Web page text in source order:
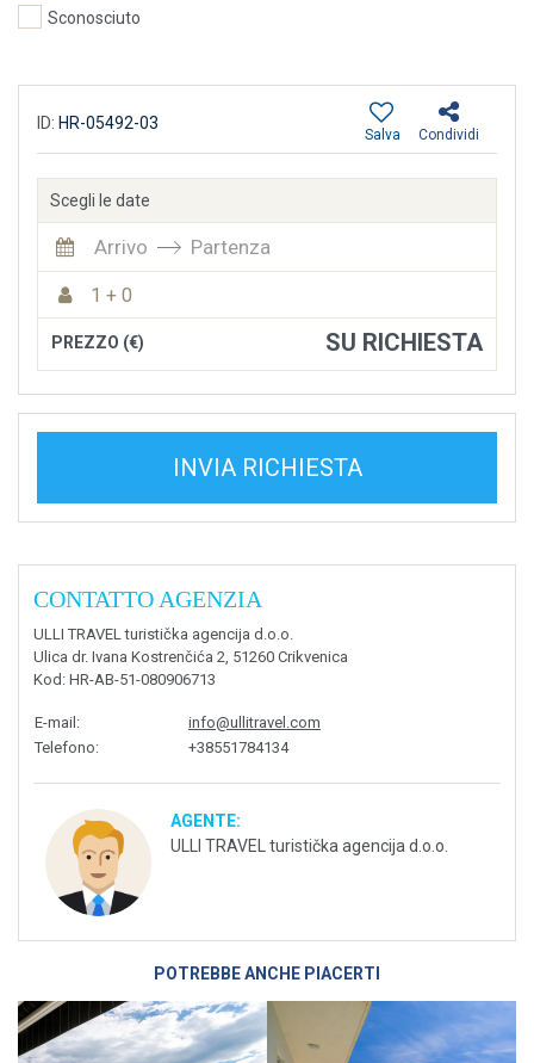
Sconosciuto
ID: HR-05492-03
Condividi
Salva
Scegli le date
Arrivo Partenza
1 + 0
PREZZO (€) SU RICHIESTA
INVIA RICHIESTA
CONTATTO AGENZIA
ULLI TRAVEL turistička agencija d.o.o.
Ulica dr. Ivana Kostrenčića 2, 51260 Crikvenica
Kod : HR-AB-51-080906713
E-mail :
info@ullitravel.com
Telefono: +38551784134
AGENTE:
ULLI TRAVEL turistička agencija d.o.o.
POTREBBE ANCHE PIACERTI